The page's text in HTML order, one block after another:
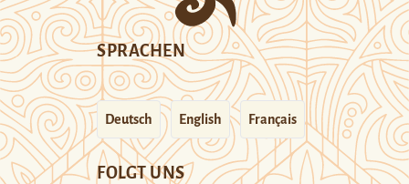
SPRACHEN
Deutsch English Français
FOLGT UNS